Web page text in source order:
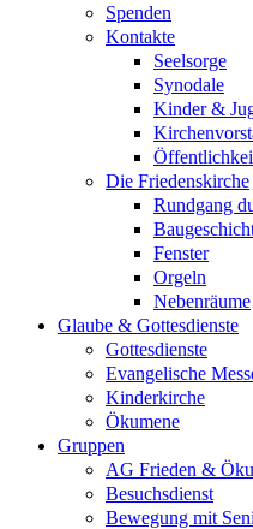
Spenden
Kontakte
Seelsorge
Synodale
Kinder &
Die Friedenskirche
Rundgang
Fenster
Orgeln
Nebenräume
Glaube & Gottesdienste
Gottesdienste
Evangelische
Kinderkirche
Ökumene
Gruppen
AG Frieden &
Besuchsdienst
Bewegung mit